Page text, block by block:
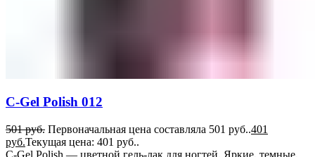
C-Gel Polish 012
501руб. Первоначальная цена составляла 501 руб..401
руб.Текущая цена: 401 руб..